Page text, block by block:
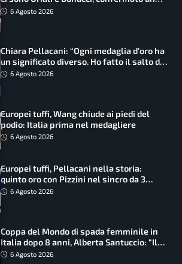
ritorno
6 Agosto 2026
Chiara Pellacani: “Ogni medaglia d’oro ha
un significato diverso. Ho fatto il salto di
qualità”
6 Agosto 2026
Europei tuffi, Wang chiude ai piedi del
podio: Italia prima nel medagliere
6 Agosto 2026
Europei tuffi, Pellacani nella storia:
quinto oro con Pizzini nel sincro da 3
metri
6 Agosto 2026
Coppa del Mondo di spada femminile in
Italia dopo 8 anni, Alberta Santuccio: “Il
lavoro dà sempre i suoi frutti”
6 Agosto 2026